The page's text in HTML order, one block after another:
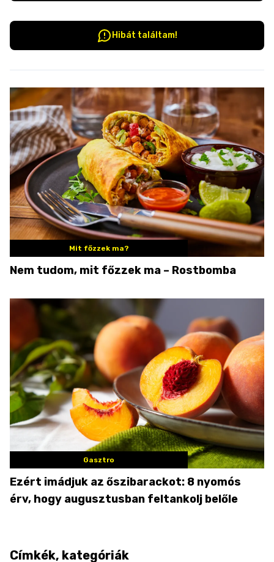
Hibát találtam!
Mit főzzek ma?
Nem tudom, mit főzzek ma – Rostbomba
Gasztro
Ezért imádjuk az őszibarackot: 8 nyomós
érv, hogy augusztusban feltankolj belőle
Címkék, kategóriák